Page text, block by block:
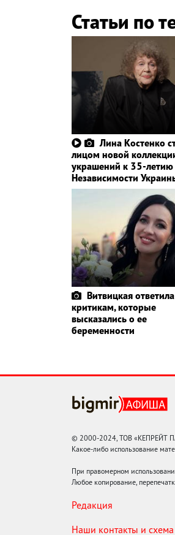
Статьи по
Лина Костенко
лицом новой
украшений к 35-летию
Независимости
Витвицкая ответила
критикам, которые
высказались о ее
беременности
© 2000-2024, ТОВ «КЕПРЕЙТ
Какое-либо использование
При правомерном
Любое копирование,
Редакция
Наши контакты и